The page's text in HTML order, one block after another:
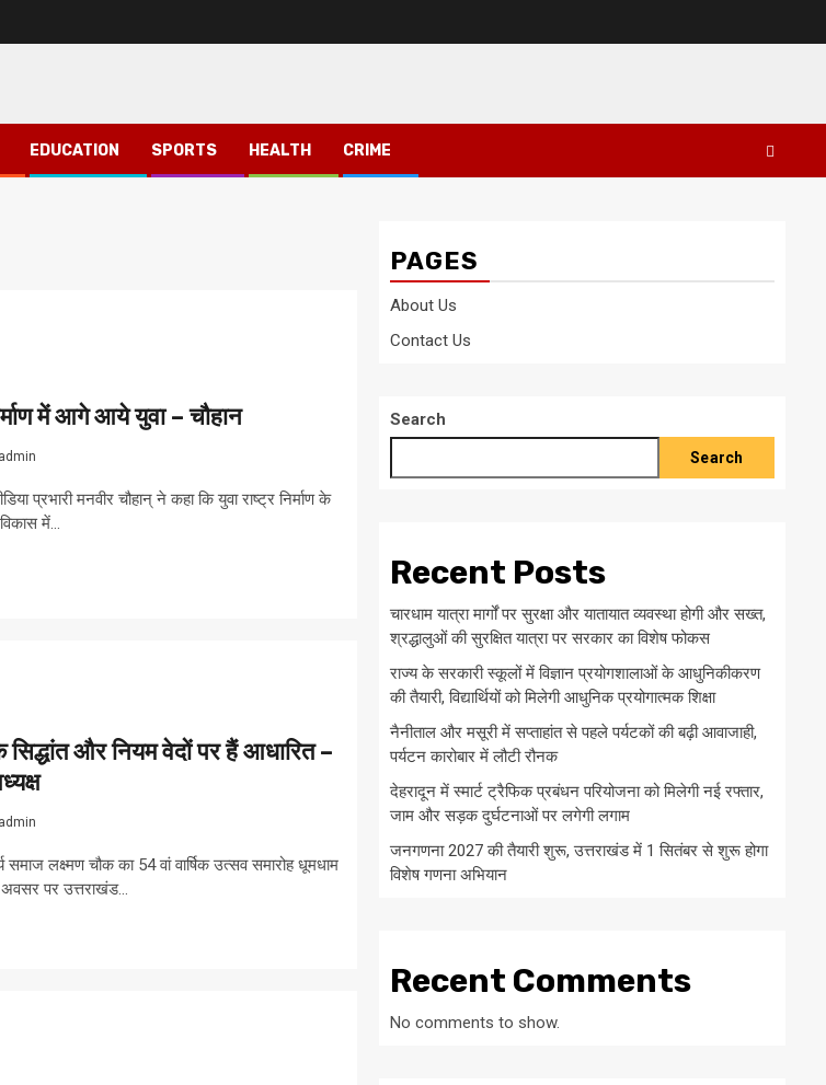
EDUCATION SPORTS HEALTH CRIME
में आगे आये युवा – चौहान
admin
प्रभारी मनवीर चौहान् ने कहा कि युवा राष्ट्र निर्माण के
में...
और नियम वेदों पर हैं आधारित –
admin
लक्ष्मण चौक का 54 वां वार्षिक उत्सव समारोह धूमधाम
पर उत्तराखंड...
PAGES
About Us
Contact Us
Search
Search
Recent Posts
चारधाम यात्रा मार्गों पर सुरक्षा और यातायात व्यवस्था होगी और सख्त,
श्रद्धालुओं की सुरक्षित यात्रा पर सरकार का विशेष फोकस
राज्य के सरकारी स्कूलों में विज्ञान प्रयोगशालाओं के आधुनिकीकरण
की तैयारी, विद्यार्थियों को मिलेगी आधुनिक प्रयोगात्मक शिक्षा
नैनीताल और मसूरी में सप्ताहांत से पहले पर्यटकों की बढ़ी आवाजाही,
पर्यटन कारोबार में लौटी रौनक
देहरादून में स्मार्ट ट्रैफिक प्रबंधन परियोजना को मिलेगी नई रफ्तार,
जाम और सड़क दुर्घटनाओं पर लगेगी लगाम
जनगणना 2027 की तैयारी शुरू, उत्तराखंड में 1 सितंबर से शुरू होगा
विशेष गणना अभियान
Recent Comments
No comments to show.